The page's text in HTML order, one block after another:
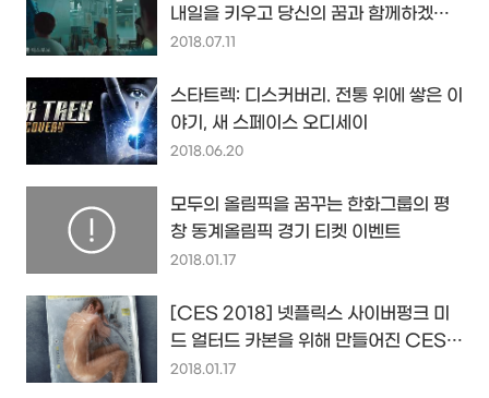
내일을 키우고 당신의 꿈과 함께하겠다
는 한화 그룹의 새 광고
2018.07.11
스타트렉: 디스커버리. 전통 위에 쌓은 이
야기, 새 스페이스 오디세이
2018.06.20
모두의 올림픽을 꿈꾸는 한화그룹의 평
창 동계올림픽 경기 티켓 이벤트
2018.01.17
[CES 2018] 넷플릭스 사이버펑크 미
드 얼터드 카본을 위해 만들어진 CES
부스... 그곳에 전시된 것은...?!
2018.01.17